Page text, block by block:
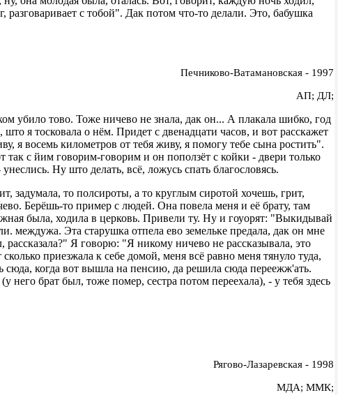
разговаривает с тобой". Дак потом что-то делали. Это, бабушка
Печниково-Ватамановская - 1997
АП; ДЛ;
убило тово. Тоже ничево не знала, дак он... А плакала шибко, год
я тосковала о нём. Придет с двенадцати часов, и вот расскажет
я восемь километров от тебя живу, я помогу тебе сына ростить".
с йим говорим-говорим и он поползёт с койки - двери только
Ну што делать, всё, ложусь спать благословясь.
задумала, то полсироты, а то круглым сиротой хочешь, грит,
Берёшь-то пример с людей. Она повела меня и её брату, там
была, ходила в церковь. Привели ту. Ну и гоуорят: "Выкидывай
междужа. Эта старушка отпела ево земельке предала, дак он мне
Я говорю: "Я никому ничево не рассказывала, это
приезжала к себе домой, меня всё равно меня тянуло туда,
когда вот вышла на пенсию, да решила сюда переежж'ать.
брат был, тоже помер, сестра потом переехала), - у тебя здесь
Рягово-Лазаревская - 1998
МДА; ММК;